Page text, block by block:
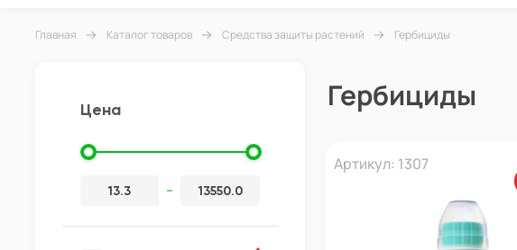
Главная Каталог товаров Средства защиты растений Гербициды
Цена
-
Гербициды
Артикул: 1307